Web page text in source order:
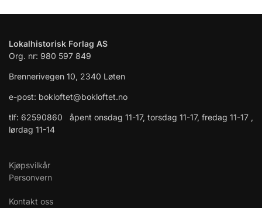
Lokalhistorisk Forlag AS
Org. nr: 980 597 849
Brennerivegen 10, 2340 Løten
e-post: bokloftet@bokloftet.no
tlf: 62590860 åpent onsdag 11-17, torsdag 11-17, fredag 11-17 ,
lørdag 11-14
Kjøpsvilkår
Personvern
Kontakt oss